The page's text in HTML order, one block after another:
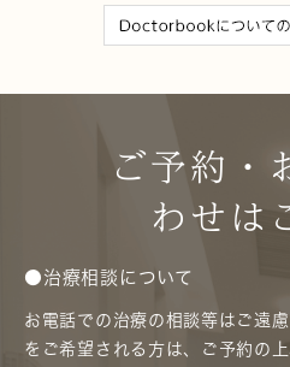
ご予約・
わせは
●治療相談について
お電話での治療の相談等はご遠
をご希望される方は、ご予約の